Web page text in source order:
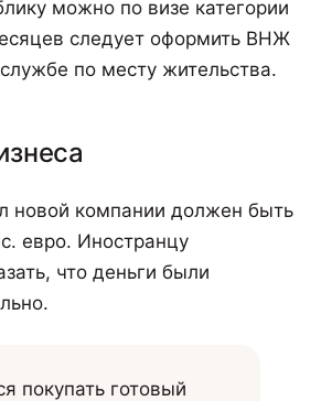
можно по визе категории
следует оформить ВНЖ
по месту жительства.
новой компании должен быть
евро. Иностранцу
что деньги были
покупать готовый